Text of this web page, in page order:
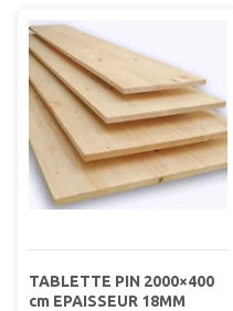
TABLETTE PIN 2000×400
cm EPAISSEUR 18MM